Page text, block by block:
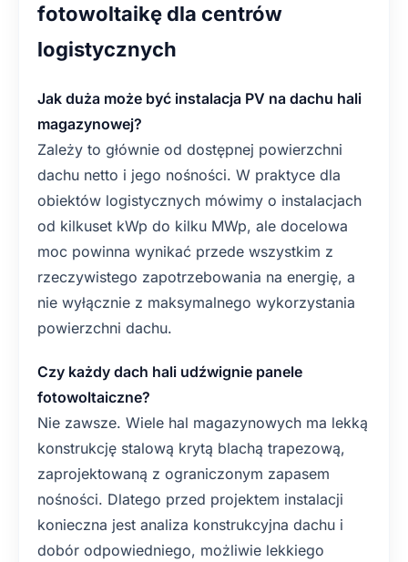
fotowoltaikę dla centrów
logistycznych
Jak duża może być instalacja PV na dachu hali
magazynowej?
Zależy to głównie od dostępnej powierzchni
dachu netto i jego nośności. W praktyce dla
obiektów logistycznych mówimy o instalacjach
od kilkuset kWp do kilku MWp, ale docelowa
moc powinna wynikać przede wszystkim z
rzeczywistego zapotrzebowania na energię, a
nie wyłącznie z maksymalnego wykorzystania
powierzchni dachu.
Czy każdy dach hali udźwignie panele
fotowoltaiczne?
Nie zawsze. Wiele hal magazynowych ma lekką
konstrukcję stalową krytą blachą trapezową,
zaprojektowaną z ograniczonym zapasem
nośności. Dlatego przed projektem instalacji
konieczna jest analiza konstrukcyjna dachu i
dobór odpowiedniego, możliwie lekkiego